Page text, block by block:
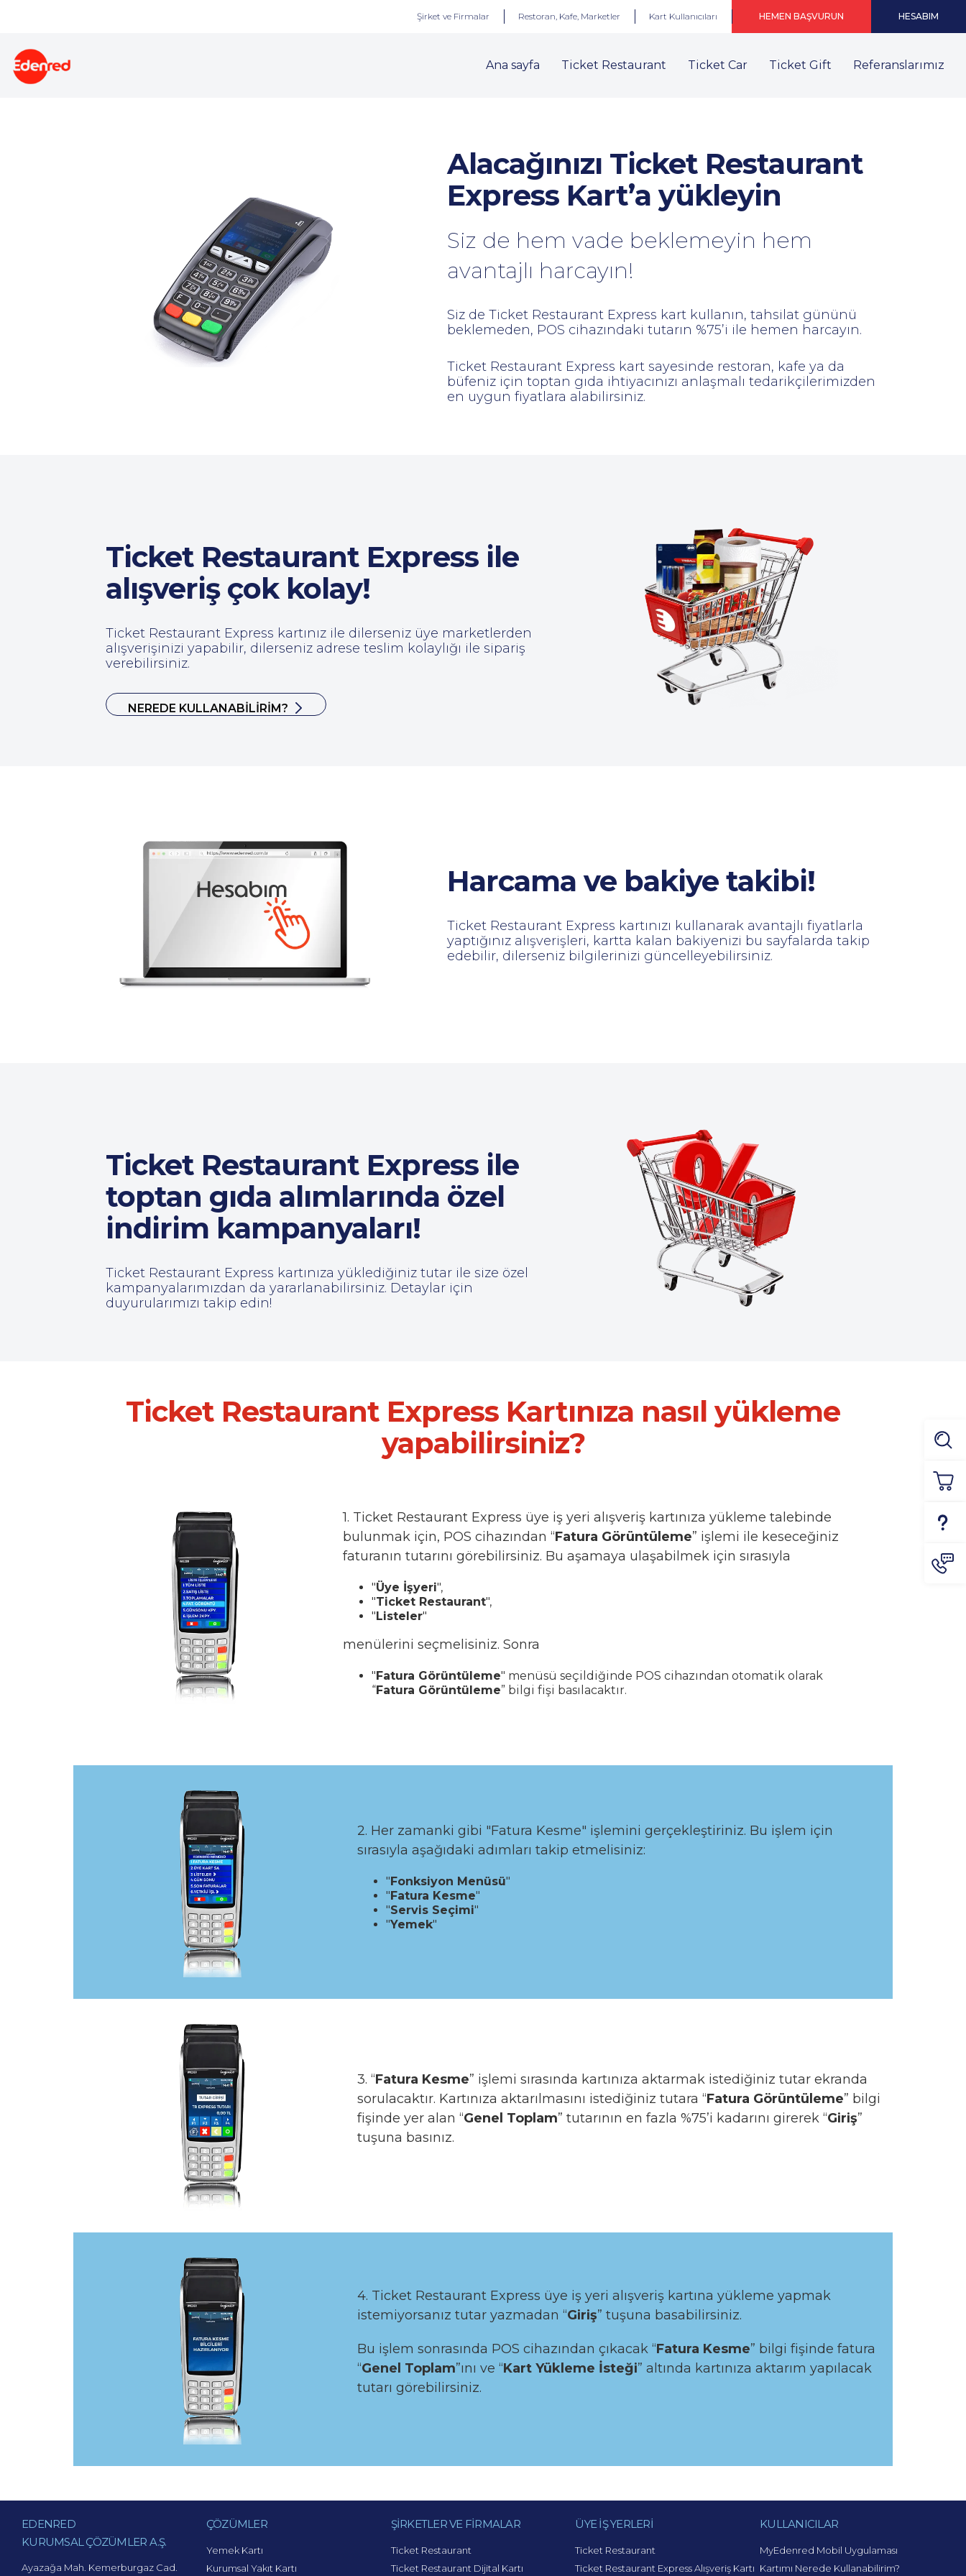
Şirket ve Firmalar Restoran, Kafe, Marketler Kart Kullanıcıları HEMEN BAŞVURUN HESABIM
Ana sayfa Ticket Restaurant Ticket Car Ticket Gift Referanslarımız
Alacağınızı Ticket Restaurant
Express Kart’a yükleyin
Siz de hem vade beklemeyin hem
avantajlı harcayın!
Siz de Ticket Restaurant Express kart kullanın, tahsilat gününü
beklemeden, POS cihazındaki tutarın %75’i ile hemen harcayın.
Ticket Restaurant Express kart sayesinde restoran, kafe ya da
büfeniz için toptan gıda ihtiyacınızı anlaşmalı tedarikçilerimizden
en uygun fiyatlara alabilirsiniz.
Ticket Restaurant Express ile
alışveriş çok kolay!
Ticket Restaurant Express kartınız ile dilerseniz üye marketlerden
alışverişinizi yapabilir, dilerseniz adrese teslim kolaylığı ile sipariş
verebilirsiniz.
NEREDE KULLANABİLİRİM?
Harcama ve bakiye takibi!
Ticket Restaurant Express kartınızı kullanarak avantajlı fiyatlarla
yaptığınız alışverişleri, kartta kalan bakiyenizi bu sayfalarda takip
edebilir, dilerseniz bilgilerinizi güncelleyebilirsiniz.
Ticket Restaurant Express ile
toptan gıda alımlarında özel
indirim kampanyaları!
Ticket Restaurant Express kartınıza yüklediğiniz tutar ile size özel
kampanyalarımızdan da yararlanabilirsiniz. Detaylar için
duyurularımızı takip edin!
Ticket Restaurant Express Kartınıza nasıl yükleme
yapabilirsiniz?
1. Ticket Restaurant Express üye iş yeri alışveriş kartınıza yükleme talebinde
bulunmak için, POS cihazından “Fatura Görüntüleme” işlemi ile keseceğiniz
faturanın tutarını görebilirsiniz. Bu aşamaya ulaşabilmek için sırasıyla
"Üye İşyeri",
"Ticket Restaurant",
"Listeler"
menülerini seçmelisiniz. Sonra
"Fatura Görüntüleme" menüsü seçildiğinde POS cihazından otomatik olarak
“Fatura Görüntüleme” bilgi fişi basılacaktır.
2. Her zamanki gibi "Fatura Kesme" işlemini gerçekleştiriniz. Bu işlem için
sırasıyla aşağıdaki adımları takip etmelisiniz:
"Fonksiyon Menüsü"
"Fatura Kesme"
"Servis Seçimi"
"Yemek"
3. “Fatura Kesme” işlemi sırasında kartınıza aktarmak istediğiniz tutar ekranda
sorulacaktır. Kartınıza aktarılmasını istediğiniz tutara “Fatura Görüntüleme” bilgi
fişinde yer alan “Genel Toplam” tutarının en fazla %75’i kadarını girerek “Giriş”
tuşuna basınız.
4. Ticket Restaurant Express üye iş yeri alışveriş kartına yükleme yapmak
istemiyorsanız tutar yazmadan “Giriş” tuşuna basabilirsiniz.
Bu işlem sonrasında POS cihazından çıkacak “Fatura Kesme” bilgi fişinde fatura
“Genel Toplam”ını ve “Kart Yükleme İsteği” altında kartınıza aktarım yapılacak
tutarı görebilirsiniz.
EDENRED
KURUMSAL ÇÖZÜMLER A.Ş.
Ayazağa Mah. Kemerburgaz Cad.
ÇÖZÜMLER
Yemek Kartı
Kurumsal Yakıt Kartı
ŞİRKETLER VE FİRMALAR
Ticket Restaurant
Ticket Restaurant Dijital Kartı
ÜYE İŞ YERLERİ
Ticket Restaurant
Ticket Restaurant Express Alışveriş Kartı
KULLANICILAR
MyEdenred Mobil Uygulaması
Kartımı Nerede Kullanabilirim?